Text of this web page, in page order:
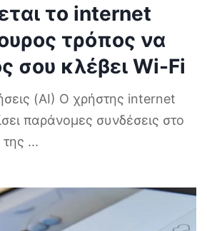
το internet
τρόπος να
σου κλέβει Wi-Fi
(AI) Ο χρήστης internet
παράνομες συνδέσεις στο
...